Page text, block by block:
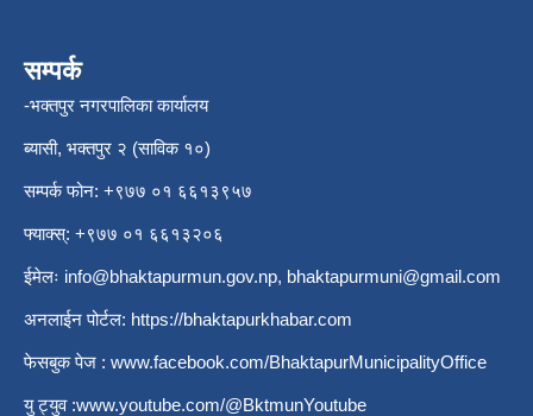
सम्पर्क
-भक्तपुर नगरपालिका कार्यालय
ब्यासी, भक्तपुर २ (साविक १०)
सम्पर्क फोन: +९७७ ०१ ६६१३९५७
फ्याक्स्: +९७७ ०१ ६६१३२०६
ईमेलः info@bhaktapurmun.gov.np, bhaktapurmuni@gmail.com
अनलाईन पोर्टल: https://bhaktapurkhabar.com
फेसबुक पेज : www.facebook.com/BhaktapurMunicipalityOffice
यु ट्युव :www.youtube.com/@BktmunYoutube